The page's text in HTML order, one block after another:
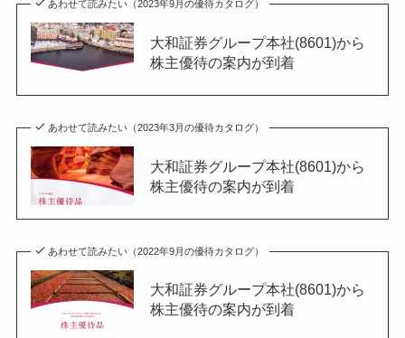
あわせて読みたい（2023年9月の優待カタログ）
大和証券グループ本社(8601)から
株主優待の案内が到着
あわせて読みたい（2023年3月の優待カタログ）
大和証券グループ本社(8601)から
株主優待の案内が到着
あわせて読みたい（2022年9月の優待カタログ）
大和証券グループ本社(8601)から
株主優待の案内が到着